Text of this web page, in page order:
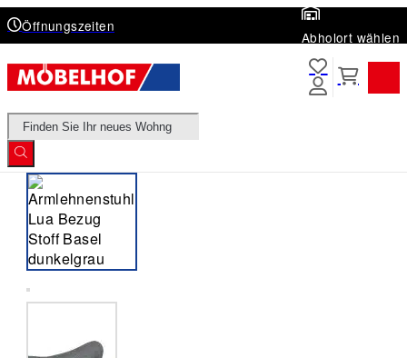
Öffnungszeiten
Abholort wählen
Products
search